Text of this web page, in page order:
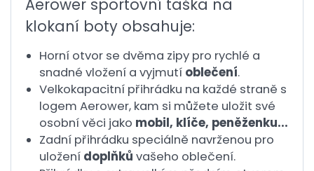
Aerower sportovní taška na
klokaní boty obsahuje:
Horní otvor se dvěma zipy pro rychlé a
snadné vložení a vyjmutí oblečení.
Velkokapacitní přihrádku na každé straně s
logem Aerower, kam si můžete uložit své
osobní věci jako mobil, klíče, peněženku...
Zadní přihrádku speciálně navrženou pro
uložení doplňků vašeho oblečení.